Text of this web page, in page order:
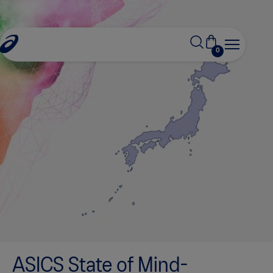
0
ASICS State of Mind-